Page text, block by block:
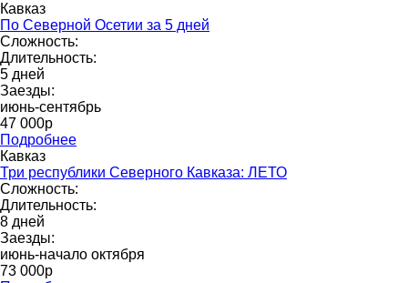
Кавказ
По Северной Осетии за 5 дней
Сложность:
Длительность:
5 дней
Заезды:
июнь-сентябрь
47 000р
Подробнее
Кавказ
Три республики Северного Кавказа: ЛЕТО
Сложность:
Длительность:
8 дней
Заезды:
июнь-начало октября
73 000p